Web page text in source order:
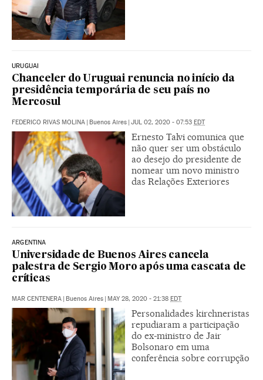
URUGUAI
Chanceler do Uruguai renuncia no início da
presidência temporária de seu país no
Mercosul
FEDERICO RIVAS MOLINA | Buenos Aires | JUL 02, 2020 - 07:53 EDT
Ernesto Talvi comunica que
não quer ser um obstáculo
ao desejo do presidente de
nomear um novo ministro
das Relações Exteriores
ARGENTINA
Universidade de Buenos Aires cancela
palestra de Sergio Moro após uma cascata de
críticas
MAR CENTENERA | Buenos Aires | MAY 28, 2020 - 21:38 EDT
Personalidades kirchneristas
repudiaram a participação
do ex-ministro de Jair
Bolsonaro em uma
conferência sobre corrupção